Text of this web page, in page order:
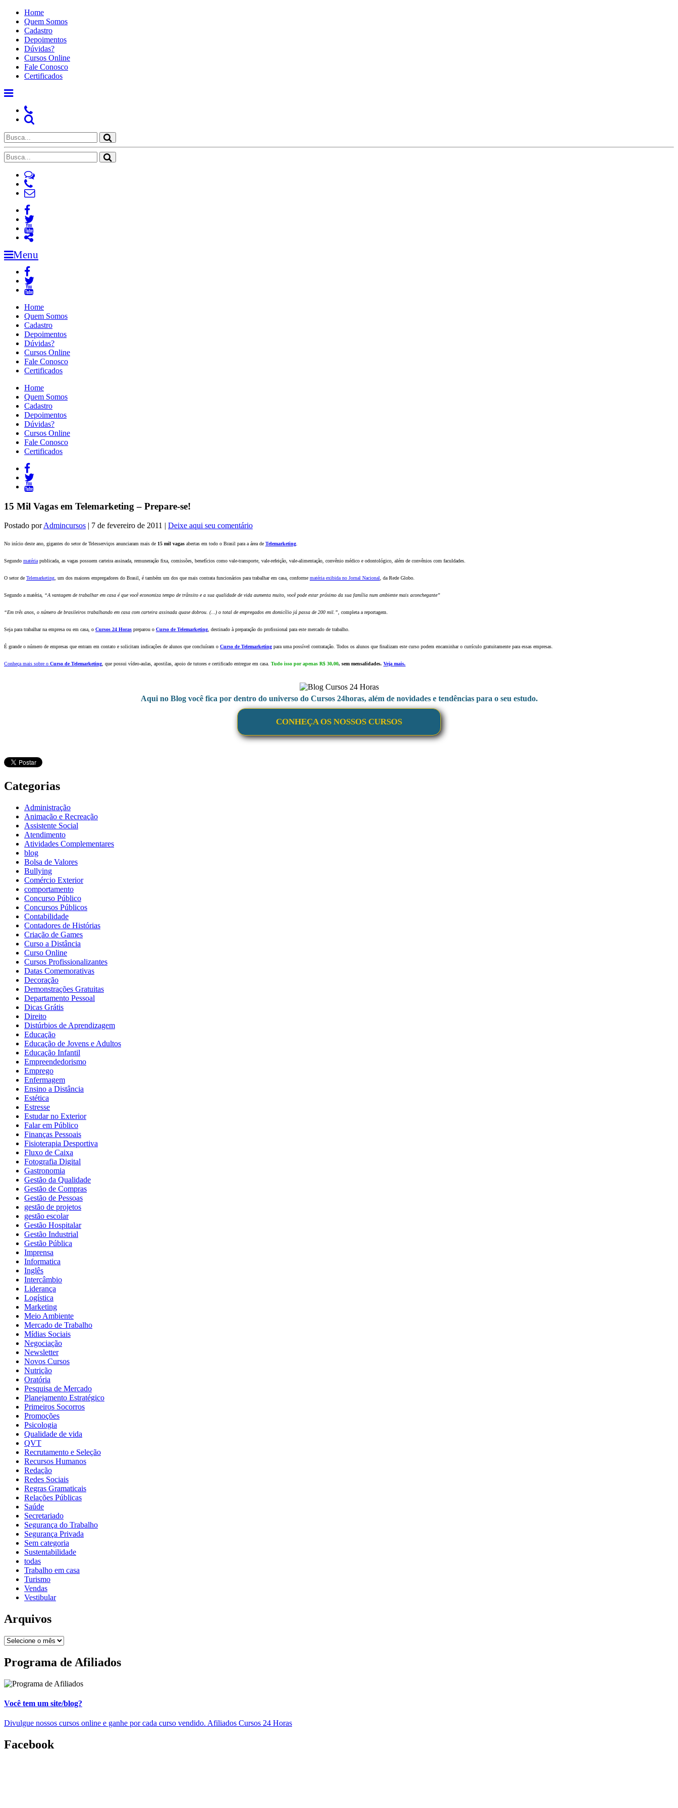
Home
Quem Somos
Cadastro
Depoimentos
Dúvidas?
Cursos Online
Fale Conosco
Certificados
Menu
Home
Quem Somos
Cadastro
Depoimentos
Dúvidas?
Cursos Online
Fale Conosco
Certificados
Home
Quem Somos
Cadastro
Depoimentos
Dúvidas?
Cursos Online
Fale Conosco
Certificados
15 Mil Vagas em Telemarketing – Prepare-se!
Postado porAdmincursos | 7 de fevereiro de 2011 | Deixe aqui seu comentário
No início deste ano, gigantes do setor de Telesserviços anunciaram mais de 15 mil vagas abertas em todo o Brasil para a área de Telemarketing.
Segundo matériapublicada, as vagas possuem carteira assinada, remuneração fixa, comissões, benefícios como vale-transporte, vale-refeição, vale-alimentação, convênio médico e odontológico, além de convênios com faculdades.
O setor de Telemarketing, um dos maiores empregadores do Brasil, é também um dos que mais contrata funcionários para trabalhar em casa, conforme matéria exibida no Jornal Nacional, da Rede Globo.
Segundo a matéria, “A vantagem de trabalhar em casa é que você economiza tempo de trânsito e a sua qualidade de vida aumenta muito, você pode estar próximo da sua família num ambiente mais aconchegante”
“Em três anos, o número de brasileiros trabalhando em casa com carteira assinada quase dobrou. (…) o total de empregados em domicílio já passa de 200 mil.”, completa a reportagem.
Seja para trabalhar na empresa ou em casa, o Cursos 24 Horas preparou o Curso de Telemarketing, destinado à preparação do profissional para este mercado de trabalho.
É grande o número de empresas que entram em contato e solicitam indicações de alunos que concluíram o Curso de Telemarketing para uma possível contratação. Todos os alunos que finalizam este curso podem encaminhar o currículo gratuitamente para essas empresas.
Conheça mais sobre o Curso de Telemarketing, que possui vídeo-aulas, apostilas, apoio de tutores e certificado entregue em casa. Tudo isso por apenas R$ 30,00, sem mensalidades. Veja mais.
Aqui no Blog você fica por dentro do universo do Cursos 24horas, além de novidades e tendências para o seu estudo.
CONHEÇA OS NOSSOS CURSOS
Categorias
Administração
Animação e Recreação
Assistente Social
Atendimento
Atividades Complementares
blog
Bolsa de Valores
Bullying
Comércio Exterior
comportamento
Concurso Público
Concursos Públicos
Contabilidade
Contadores de Histórias
Criação de Games
Curso a Distância
Curso Online
Cursos Profissionalizantes
Datas Comemorativas
Decoração
Demonstrações Gratuitas
Departamento Pessoal
Dicas Grátis
Direito
Distúrbios de Aprendizagem
Educação
Educação de Jovens e Adultos
Educação Infantil
Empreendedorismo
Emprego
Enfermagem
Ensino a Distância
Estética
Estresse
Estudar no Exterior
Falar em Público
Finanças Pessoais
Fisioterapia Desportiva
Fluxo de Caixa
Fotografia Digital
Gastronomia
Gestão da Qualidade
Gestão de Compras
Gestão de Pessoas
gestão de projetos
gestão escolar
Gestão Hospitalar
Gestão Industrial
Gestão Pública
Imprensa
Informatica
Inglês
Intercâmbio
Liderança
Logística
Marketing
Meio Ambiente
Mercado de Trabalho
Mídias Sociais
Negociação
Newsletter
Novos Cursos
Nutrição
Oratória
Pesquisa de Mercado
Planejamento Estratégico
Primeiros Socorros
Promoções
Psicologia
Qualidade de vida
QVT
Recrutamento e Seleção
Recursos Humanos
Redação
Redes Sociais
Regras Gramaticais
Relações Públicas
Saúde
Secretariado
Segurança do Trabalho
Segurança Privada
Sem categoria
Sustentabilidade
todas
Trabalho em casa
Turismo
Vendas
Vestibular
Arquivos
Programa de Afiliados
Você tem um site/blog?
Divulgue nossos cursos online e ganhe por cada curso vendido. Afiliados Cursos 24 Horas
Facebook